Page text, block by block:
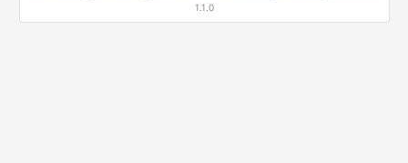
1.1.0